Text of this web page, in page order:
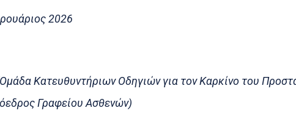
2026
Κατευθυντήριων Οδηγιών για τον Καρκίνο του
Γραφείου Ασθενών)